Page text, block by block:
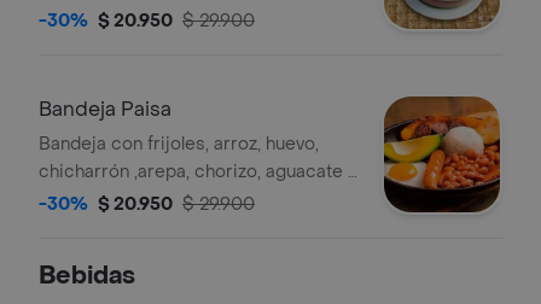
guacamole.
-30% $ 20.950 $ 29.900
Bandeja Paisa
Bandeja con frijoles, arroz, huevo,
chicharrón ,arepa, chorizo, aguacate y
carne asada.
-30% $ 20.950 $ 29.900
Bebidas